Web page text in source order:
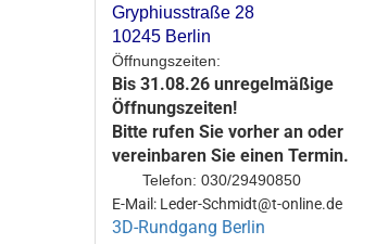
Gryphiusstraße 28
10245 Berlin
Öffnungszeiten:
Bis 31.08.26 unregelmäßige
Öffnungszeiten!
Bitte rufen Sie vorher an oder
vereinbaren Sie einen Termin.
Telefon: 030/29490850
E-Mail: Leder-Schmidt@t-online.de
3D-Rundgang Berlin